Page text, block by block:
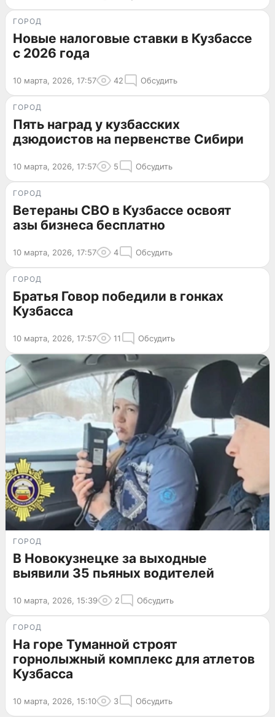
ГОРОД
Новые налоговые ставки в Кузбассе
с 2026 года
10 марта, 2026, 17:57 42 Обсудить
ГОРОД
Пять наград у кузбасских
дзюдоистов на первенстве Сибири
10 марта, 2026, 17:57 5 Обсудить
ГОРОД
Ветераны СВО в Кузбассе освоят
азы бизнеса бесплатно
10 марта, 2026, 17:57 4 Обсудить
ГОРОД
Братья Говор победили в гонках
Кузбасса
10 марта, 2026, 17:57 11 Обсудить
ГОРОД
В Новокузнецке за выходные
выявили 35 пьяных водителей
10 марта, 2026, 15:39 2 Обсудить
ГОРОД
На горе Туманной строят
горнолыжный комплекс для атлетов
Кузбасса
10 марта, 2026, 15:10 3 Обсудить